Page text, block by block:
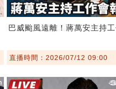
巴威颱風遠離！蔣萬安主持
直播時間：2026/07/12 09:00